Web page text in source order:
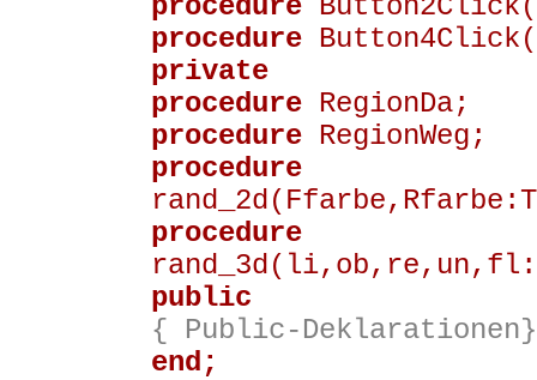
procedure
procedure
private
procedure RegionDa;
procedure RegionWeg;
procedure
procedure
public
{ Public-Deklarationen}
end;